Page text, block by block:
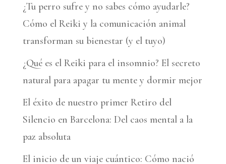
t
e
:
¿Tu perro sufre y no sabes cómo ayudarle?
Cómo el Reiki y la comunicación animal
transforman su bienestar (y el tuyo)
¿Qué es el Reiki para el insomnio? El secreto
natural para apagar tu mente y dormir mejor
El éxito de nuestro primer Retiro del
Silencio en Barcelona: Del caos mental a la
paz absoluta
El inicio de un viaje cuántico: Cómo nació